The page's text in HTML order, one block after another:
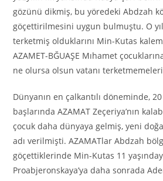
gözünü dikmiş, bu yöredeki Abdzah
göçettirilmesini uygun bulmuştu. O
terketmiş olduklarını Min-Kutas
AZAMET-BĞUAŞE Mıhamet
ne olursa olsun vatanı
Dünyanın en çalkantılı döneminde, 20
başlarında AZAMAT Zeçeriya’nın
çocuk daha dünyaya gelmiş, yeni
adı verilmişti. AZAMATlar Abdzah
göçettiklerinde Min-Kutas 11
Proabjeronskaya’ya daha sonrada